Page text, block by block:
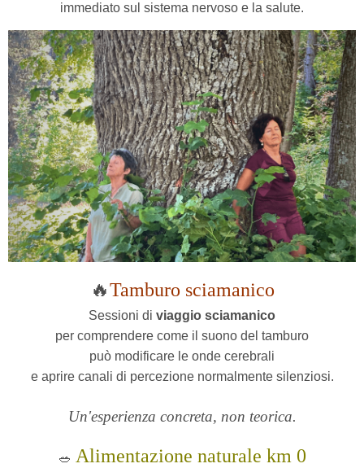
immediato sul sistema nervoso e la salute.
🔥Tamburo sciamanico
Sessioni di viaggio sciamanico
per comprendere come il suono del tamburo
può modificare le onde cerebrali
e aprire canali di percezione normalmente silenziosi.
Un'esperienza concreta, non teorica.
🥗 Alimentazione naturale km 0